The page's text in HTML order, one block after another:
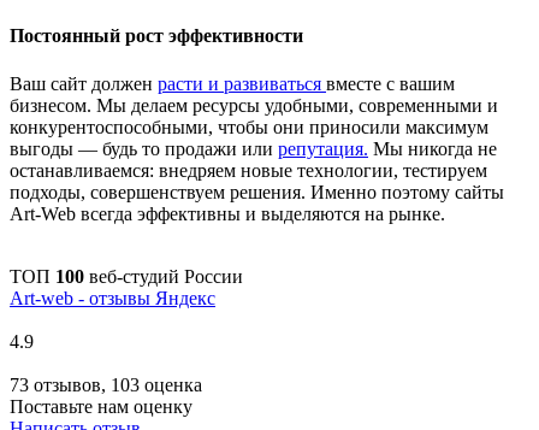
Постоянный рост эффективности
Ваш сайт должен расти и развиваться вместе с вашим
бизнесом. Мы делаем ресурсы удобными, современными и
конкурентоспособными, чтобы они приносили максимум
выгоды — будь то продажи или репутация. Мы никогда не
останавливаемся: внедряем новые технологии, тестируем
подходы, совершенствуем решения. Именно поэтому сайты
Art-Web всегда эффективны и выделяются на рынке.
ТОП 100 веб-студий России
Art-web - отзывы Яндекс
4.9
73 отзывов, 103 оценка
Поставьте нам оценку